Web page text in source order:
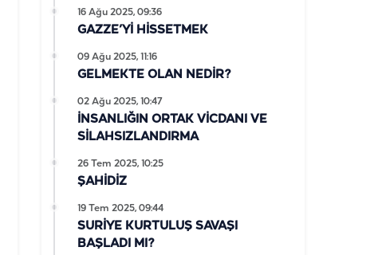
GAZZE’Yİ HİSSETMEK
16 Ağu 2025, 09:36
GELMEKTE OLAN NEDİR?
09 Ağu 2025, 11:16
İNSANLIĞIN ORTAK VİCDANI VE
SİLAHSIZLANDIRMA
02 Ağu 2025, 10:47
ŞAHİDİZ
26 Tem 2025, 10:25
SURİYE KURTULUŞ SAVAŞI
BAŞLADI MI?
19 Tem 2025, 09:44